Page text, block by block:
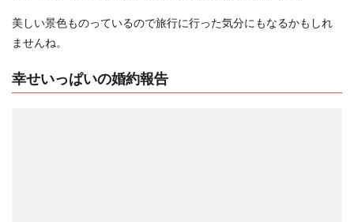
美しい景色ものっているので旅行に行った気分にもなるかもしれ
ませんね。
幸せいっぱいの婚約報告